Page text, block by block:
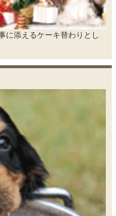
に添えるケーキ替わりとし